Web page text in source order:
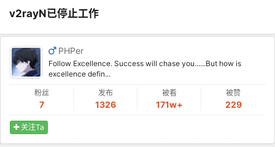
v2rayN已停止工作
PHPer
Follow Excellence. Success will chase you......But how is
excellence defin...
粉丝
7
发布
1326
被看
171w+
被赞
229
关注Ta